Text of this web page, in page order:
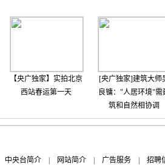
【央广独家】实拍北京
西站春运第一天
[央广独家]建筑大师
良镛："人居环境"需
筑和自然相协调
中央台简介 网站简介 广告服务
招聘